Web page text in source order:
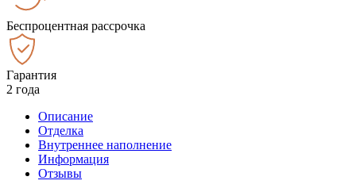
Беспроцентная рассрочка
Гарантия
2 года
Описание
Отделка
Внутреннее наполнение
Информация
Отзывы